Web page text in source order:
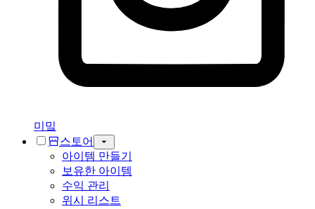
미밐
스토어
아이템 만들기
보유한 아이템
수익 관리
위시 리스트